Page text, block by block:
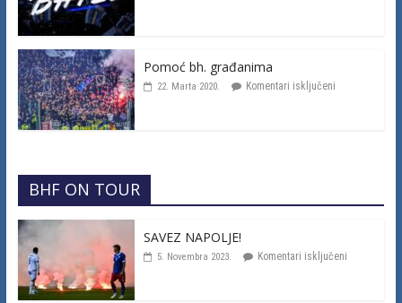
Pomoć bh. građanima
22. Marta 2020. Komentari isključeni
BHF ON TOUR
SAVEZ NAPOLJE!
5. Novembra 2023. Komentari isključeni